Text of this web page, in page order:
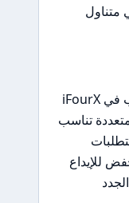
في متناول
بشكل عام، تعتبر عملية فتح حساب في iFourX
تناسب
للإيداع